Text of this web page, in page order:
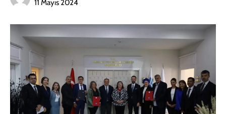
11 Mayıs 2024